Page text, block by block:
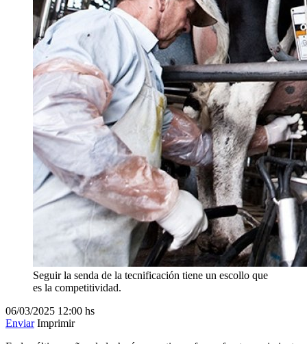
Seguir la senda de la tecnificación tiene un escollo que
es la competitividad.
06/03/2025 12:00 hs
Enviar Imprimir